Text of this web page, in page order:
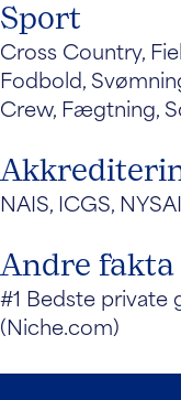
Sport
Cross Country,
Fodbold,
Crew, Fægtning,
NAIS, ICGS,
Andre fakta
#1 Bedste private
(Niche.com)